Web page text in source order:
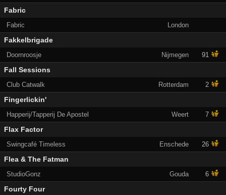
Fabric
Fabric London
Fakkelbrigade
Doornroosje Nijmegen 91
Fall Sessions
Club Catwalk Rotterdam 2
Fingerlickin'
Happerij/Tapperij De Apostel Weert 7
Flax Factor
Swingcafé Timeless Enschede 26
Flea & The Fatman
StudioGonz Gouda 6
Fourty Four